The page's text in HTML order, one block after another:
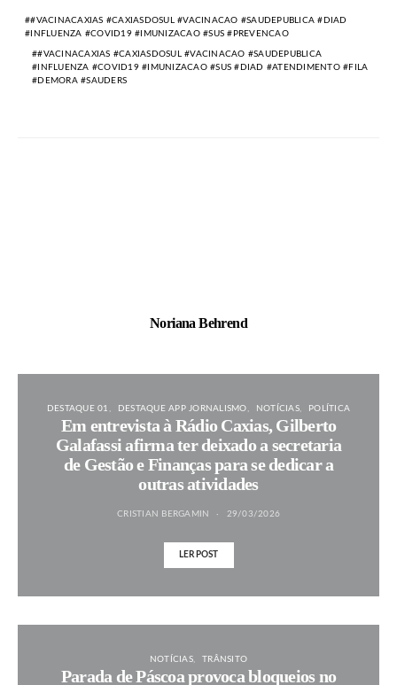
#VACINACAXIAS #CAXIASDOSUL #VACINACAO #SAUDEPUBLICA #DIAD
#INFLUENZA #COVID19 #IMUNIZACAO #SUS #PREVENCAO
#VACINACAXIAS #CAXIASDOSUL #VACINACAO #SAUDEPUBLICA
#INFLUENZA #COVID19 #IMUNIZACAO #SUS #DIAD #ATENDIMENTO #FILA
#DEMORA #SAUDERS
Noriana Behrend
DESTAQUE 01 DESTAQUE APP JORNALISMO NOTÍCIAS POLÍTICA
Em entrevista à Rádio Caxias, Gilberto
Galafassi afirma ter deixado a secretaria
de Gestão e Finanças para se dedicar a
outras atividades
CRISTIAN BERGAMIN 29/03/2026
LER POST
NOTÍCIAS TRÂNSITO
Parada de Páscoa provoca bloqueios no